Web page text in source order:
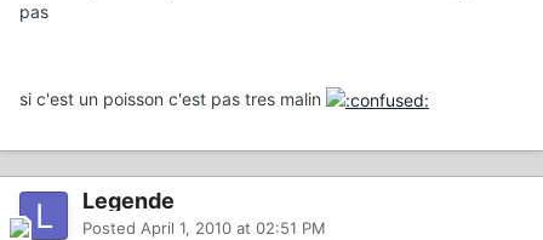
pas
si c'est un poisson c'est pas tres malin
Legende
Posted April 1, 2010 at 02:51 PM